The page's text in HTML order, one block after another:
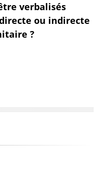
verbalisés
ou indirecte
?